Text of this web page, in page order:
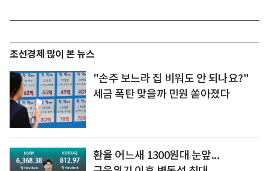
조선경제 많이 본 뉴스
"손주 보느라 집 비워도 안 되나요?"
세금 폭탄 맞을까 민원 쏟아졌다
환율 어느새 1300원대 눈앞...